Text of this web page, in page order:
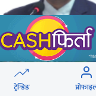
खोल्नू, बैठक
ट्रेन्डिङ